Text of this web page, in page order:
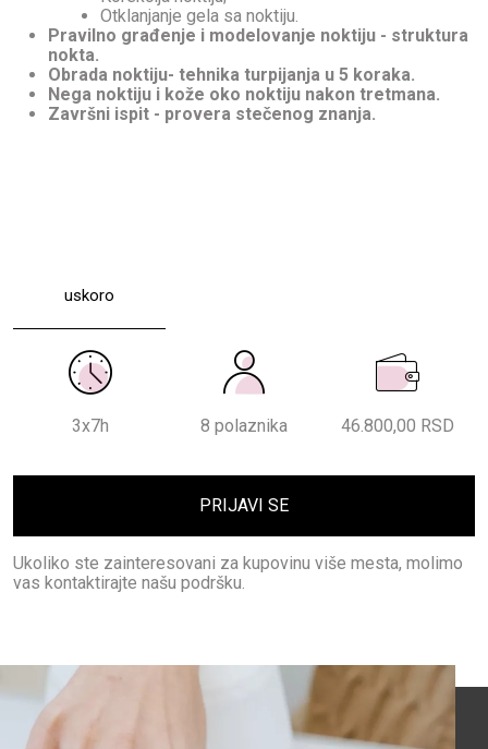
Otklanjanje gela sa noktiju.
Pravilno građenje i modelovanje noktiju - struktura
nokta.
Obrada noktiju- tehnika turpijanja u 5 koraka.
Nega noktiju i kože oko noktiju nakon tretmana.
Završni ispit - provera stečenog znanja.
uskoro
3x7h 8 polaznika 46.800,00 RSD
PRIJAVI SE
Ukoliko ste zainteresovani za kupovinu više mesta, molimo
vas kontaktirajte našu podršku.